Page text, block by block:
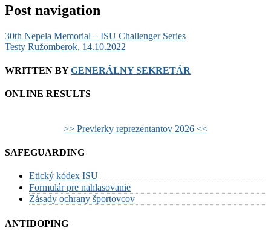
Post navigation
30th Nepela Memorial – ISU Challenger Series
Testy Ružomberok, 14.10.2022
WRITTEN BYGENERÁLNY SEKRETÁR
ONLINE RESULTS
>> Previerky reprezentantov 2026 <<
SAFEGUARDING
Etický kódex ISU
Formulár pre nahlasovanie
Zásady ochrany športovcov
ANTIDOPING